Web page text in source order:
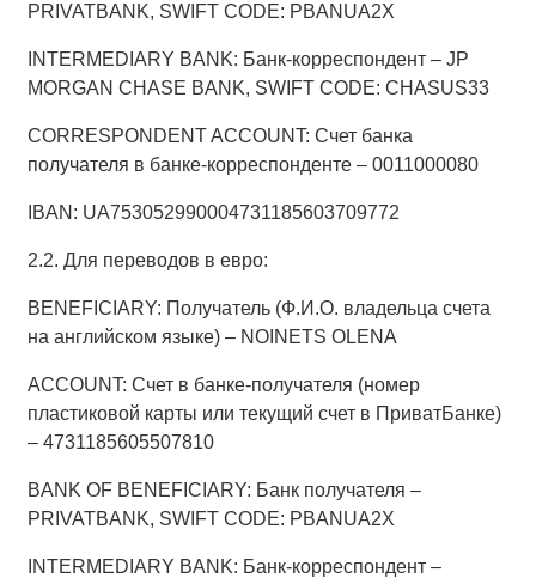
PRIVATBANK, SWIFT CODE: PBANUA2X
INTERMEDIARY BANK: Банк-корреспондент – JP
MORGAN CHASE BANK, SWIFT CODE: CHASUS33
CORRESPONDENT ACCOUNT: Счет банка
получателя в банке-корреспонденте – 0011000080
IBAN: UA753052990004731185603709772
2.2. Для переводов в евро:
BENEFICIARY: Получатель (Ф.И.О. владельца счета
на английском языке) – NOINETS OLENA
ACCOUNT: Счет в банке-получателя (номер
пластиковой карты или текущий счет в ПриватБанке)
– 4731185605507810
BANK OF BENEFICIARY: Банк получателя –
PRIVATBANK, SWIFT CODE: PBANUA2X
INTERMEDIARY BANK: Банк-корреспондент –